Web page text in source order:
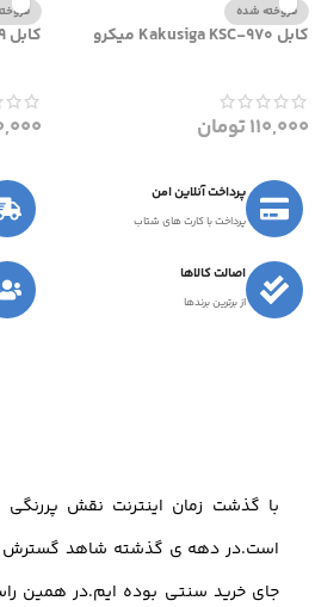
فروخته شده
کابل Kakusiga KSC-970 میکرو
110,000تومان
کابل Hoco X89 میکرو
پرداخت آنلاین امن
پرداخت با کارت های شتاب
اصالت کالاها
از برترین برندها
با گذشت زمان اینترنت نقش پررنگی
است.در دهه ی گذشته شاهد گسترش
جای خرید سنتی بوده ایم.در همین